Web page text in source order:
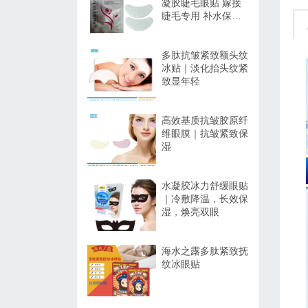
凝胶睫毛眼贴 嫁接
睫毛专用 补水保湿
多肽抗皱紧致额头纹
冰贴｜淡化抬头纹紧
致显年轻
高效基质抗皱胶原纤
维眼膜｜抗皱紧致保
湿
水凝胶冰力舒缓眼贴
｜冷敷降温，长效保
湿，焕亮双眼
海水之露多肽紧致抚
纹冰眼贴